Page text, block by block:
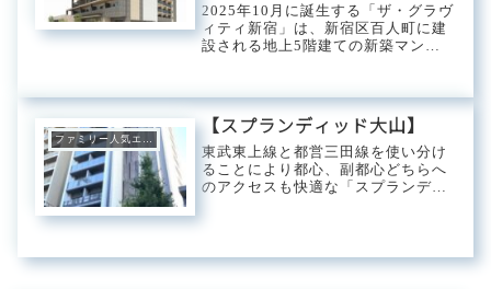
2025年10月に誕生する「ザ・グラヴ
ィティ新宿」は、新宿区百人町に建
設される地上5階建ての新築マンシ
駅から徒歩6分という抜群の立地条
件を誇り、都心生活を求める方々に
注目され...
【スプランディッド大山】
東武東上線と都営三田線を使い分け
ることにより都心、副都心どちらへ
のアクセスも快適な「スプランディ
で活気ある商店街が魅力の「大